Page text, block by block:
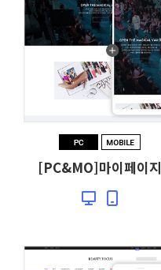
[PC&MO]마이페이지